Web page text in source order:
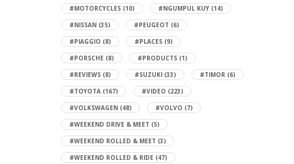
#MOTORCYCLES (10) #NGUMPUL KUY (14)
#NISSAN (35) #PEUGEOT (6)
#PIAGGIO (8) #PLACES (9)
#PORSCHE (8) #PRODUCTS (1)
#REVIEWS (8) #SUZUKI (33) #TIMOR (6)
#TOYOTA (167) #VIDEO (223)
#VOLKSWAGEN (48) #VOLVO (7)
#WEEKEND DRIVE & MEET (5)
#WEEKEND ROLLED & MEET (3)
#WEEKEND ROLLED & RIDE (47)